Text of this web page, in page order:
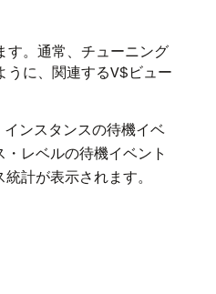
す。通常、チューニング
うに、関連するV$ ビュー
ンスタンスの待機イベ
レベルの待機イベント
計が表示されます。